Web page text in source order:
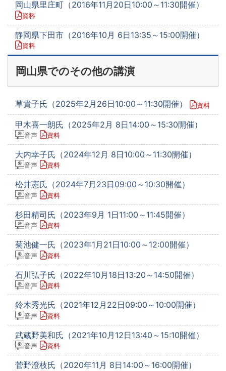
岡山県里庄町（2016年11月20日10:00～11:30開催）
資料
静岡県下田市（2016年10月 6日13:35～15:00開催）
資料
岡山県でのその他の講演
草貴子氏（2025年2月26日10:00～11:30開催） 資料
甲木喜一朗氏（2025年2月 8日14:00～15:30開催）
音声 資料
大内幸子氏（2024年12月 8日10:00～11:30開催）
音声 資料
松井憲氏（2024年7月23日09:00～10:30開催）
音声 資料
杉田精司氏（2023年9月 1日11:00～11:45開催）
音声 資料
菊池健一氏（2023年1月21日10:00～12:00開催）
音声 資料
石川弘子氏（2022年10月18日13:20～14:50開催）
音声 資料
鈴木秀光氏（2021年12月22日09:00～10:00開催）
音声 資料
武蔵野美和氏（2021年10月12日13:40～15:10開催）
音声 資料
菅野澄枝氏（2020年11月 8日14:00～16:00開催）